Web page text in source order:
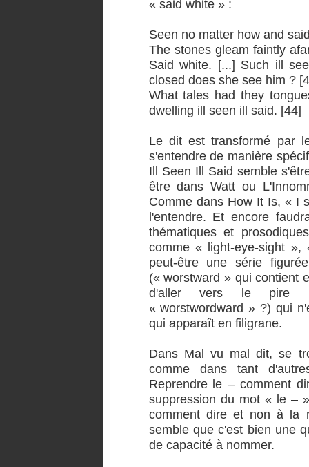
« said white » :
Seen no matter how and
The stones gleam faintly
Said white. [...] Such ill
closed does she see him ?
What tales had they
dwelling ill seen ill said. [44]
Le dit est transformé par
s'entendre de manière
Ill Seen Ill Said semble
être dans Watt ou
Comme dans How It Is, « I
l'entendre. Et encore
thématiques et
comme « light-eye-sight
peut-être une série
(« worstward » qui contient
d'aller vers le pire
« worstwordward » ?) qui
qui apparaît en filigrane.
Dans Mal vu mal dit, se
comme dans tant
Reprendre le – comment
suppression du mot « le –
comment dire et non à la
semble que c'est bien une
de capacité à nommer.